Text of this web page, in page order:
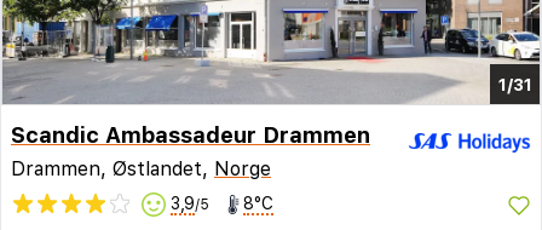
1/31
Scandic Ambassadeur Drammen
Drammen, Østlandet, Norge
3,9/5 8°C